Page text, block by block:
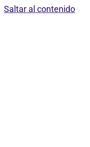
Saltar al contenido